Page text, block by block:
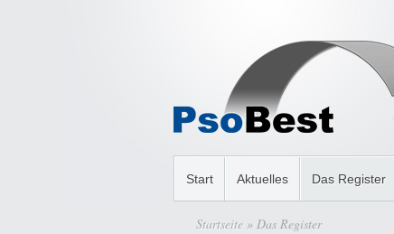
Start Aktuelles Das Register
Startseite » Das Register